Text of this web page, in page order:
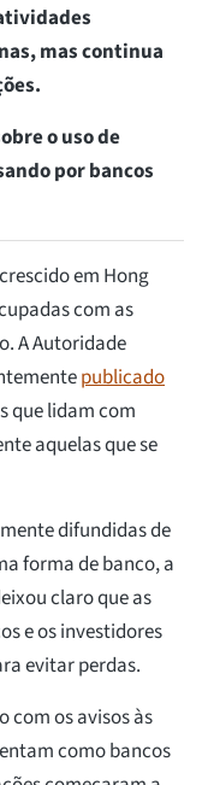
mas continua
o uso de
por bancos
em Hong
com as
A Autoridade
publicado
que lidam com
aquelas que se
difundidas de
forma de banco, a
claro que as
e os investidores
evitar perdas.
com os avisos às
como bancos